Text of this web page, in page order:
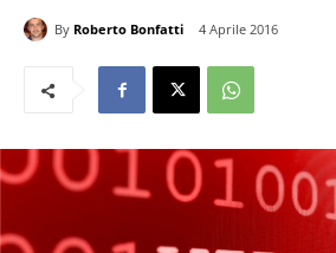
By Roberto Bonfatti 4 Aprile 2016